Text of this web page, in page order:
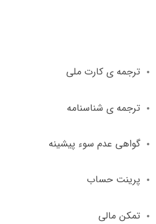
ترجمه ی کارت ملی
ترجمه ی شناسنامه
گواهی عدم سوء پیشینه
پرینت حساب
تمکن مالی